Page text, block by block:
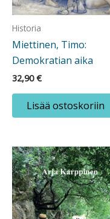
Historia
Miettinen, Timo:
Demokratian aika
32,90€
Lisää ostoskoriin